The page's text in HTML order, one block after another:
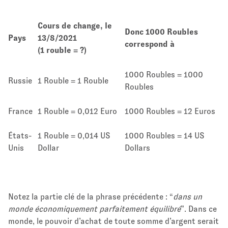
Pays
Cours de change, le
13/8/2021
(1 rouble = ?)
Donc 1000 Roubles
correspond à
Russie 1 Rouble = 1 Rouble
1000 Roubles = 1000
Roubles
France 1 Rouble = 0,012 Euro 1000 Roubles = 12 Euros
États-
Unis
1 Rouble = 0,014 US
Dollar
1000 Roubles = 14 US
Dollars
Notez la partie clé de la phrase précédente : “dans un
monde économiquement parfaitement équilibré”. Dans ce
monde, le pouvoir d’achat de toute somme d’argent serait